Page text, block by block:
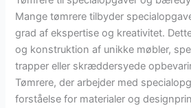
Mange tømrere tilbyder
grad af ekspertise og kreativitet.
og konstruktion af unikke møbler,
trapper eller skræddersyede
Tømrere, der arbejder med
forståelse for materialer og